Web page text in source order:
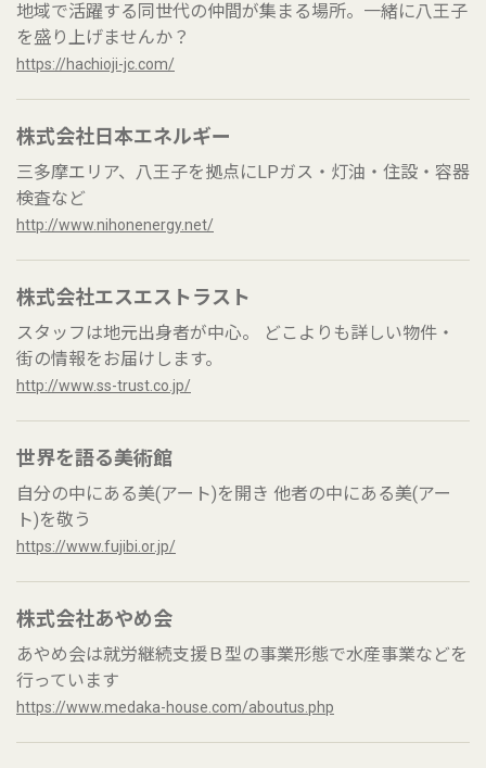
地域で活躍する同世代の仲間が集まる場所。一緒に八王子
を盛り上げませんか？
https://hachioji-jc.com/
株式会社日本エネルギー
三多摩エリア、八王子を拠点にLPガス・灯油・住設・容器
検査など
http://www.nihonenergy.net/
株式会社エスエストラスト
スタッフは地元出身者が中心。 どこよりも詳しい物件・
街の情報をお届けします。
http://www.ss-trust.co.jp/
世界を語る美術館
自分の中にある美(アート)を開き 他者の中にある美(アー
ト)を敬う
https://www.fujibi.or.jp/
株式会社あやめ会
あやめ会は就労継続支援Ｂ型の事業形態で水産事業などを
行っています
https://www.medaka-house.com/aboutus.php